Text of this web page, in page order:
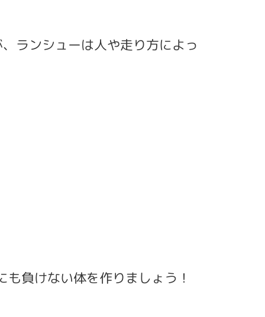
ンシューは人や走り方によっ
負けない体を作りましょう！